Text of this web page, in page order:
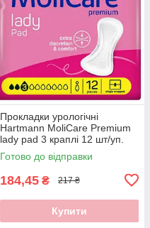
Прокладки урологічні
Hartmann MoliCare Premium
lady pad 3 краплі 12 шт/уп.
Готово до відправки
184,45 ₴ 217 ₴
Купити